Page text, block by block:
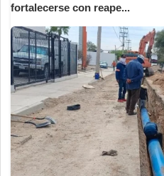
fortalecerse con reape...